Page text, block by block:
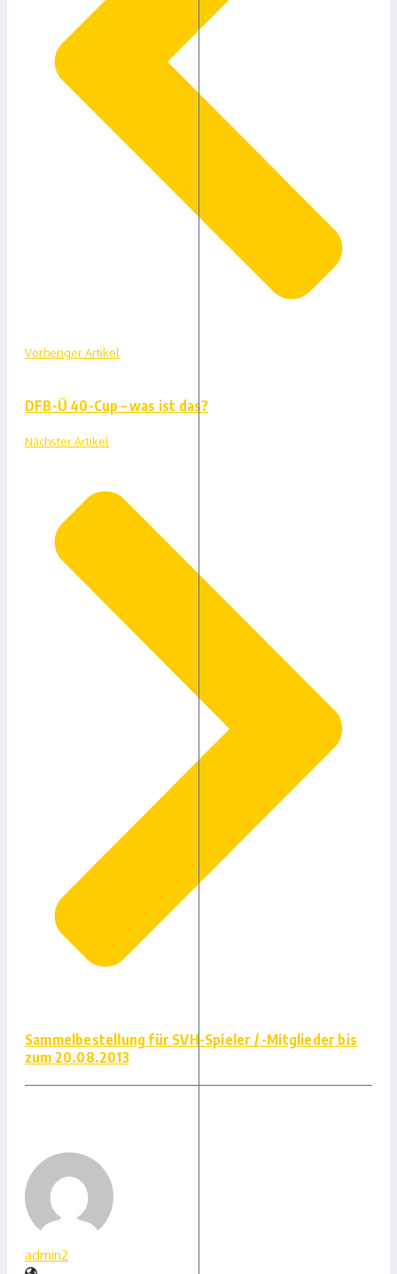
Vorheriger Artikel
DFB-Ü 40-Cup – was ist das?
Nächster Artikel
Sammelbestellung für SVH-Spieler / -Mitglieder bis
zum 20.08.2013
admin2